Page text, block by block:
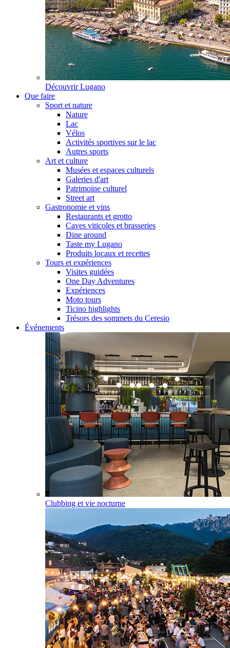
Découvrir Lugano
Que faire
Sport et nature
Nature
Lac
Vélos
Activités sportives sur le lac
Autres sports
Art et culture
Musées et espaces culturels
Galeries d'art
Patrimoine culturel
Street art
Gastronomie et vins
Restaurants et grotto
Caves viticoles et brasseries
Dine around
Taste my Lugano
Produits locaux et recettes
Tours et expériences
Visites guidées
One Day Adventures
Expériences
Moto tours
Ticino highlights
Trésors des sommets du Ceresio
Événements
Clubbing et vie nocturne